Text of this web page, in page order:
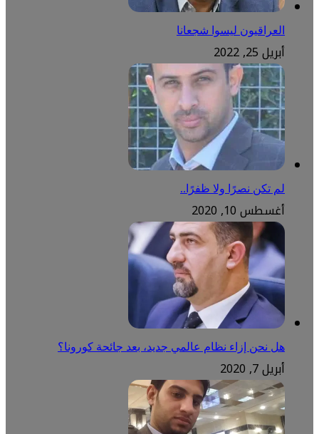
العراقيون ليسوا شجعانا
أبريل 25, 2022
لم تكن نصرًا ولا ظفرًا..
أغسطس 10, 2020
هل نحن إزاء نظام عالمي جديد، بعد جائحة كورونا؟
أبريل 7, 2020